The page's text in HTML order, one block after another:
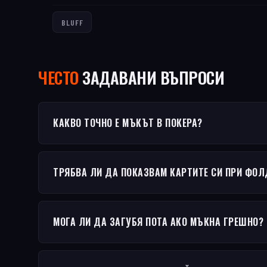
BLUFF
ЧЕСТО ЗАДАВАНИ ВЪПРОСИ
КАКВО ТОЧНО Е МЪКЪТ В ПОКЕРА?
ТРЯБВА ЛИ ДА ПОКАЗВАМ КАРТИТЕ СИ ПРИ
МОГА ЛИ ДА ЗАГУБЯ ПОТА АКО МЪКНА ГРЕШНО?